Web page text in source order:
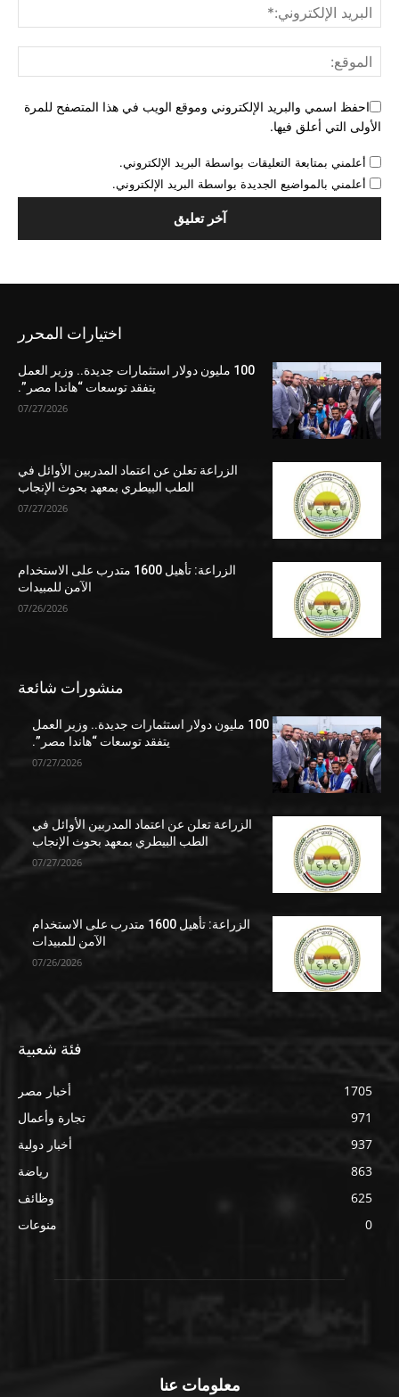
احفظ اسمي والبريد الإلكتروني وموقع الويب في هذا المتصفح للمرة
الأولى التي أعلق فيها.
أعلمني بمتابعة التعليقات بواسطة البريد الإلكتروني.
أعلمني بالمواضيع الجديدة بواسطة البريد الإلكتروني.
اختيارات المحرر
100 مليون دولار استثمارات جديدة.. وزير العمل
يتفقد توسعات “هاندا مصر”.
07/27/2026
الزراعة تعلن عن اعتماد المدربين الأوائل في
الطب البيطري بمعهد بحوث الإنجاب
07/27/2026
الزراعة: تأهيل 1600 متدرب على الاستخدام
الآمن للمبيدات
07/26/2026
منشورات شائعة
100 مليون دولار استثمارات جديدة.. وزير العمل
يتفقد توسعات “هاندا مصر”.
07/27/2026
الزراعة تعلن عن اعتماد المدربين الأوائل في
الطب البيطري بمعهد بحوث الإنجاب
07/27/2026
الزراعة: تأهيل 1600 متدرب على الاستخدام
الآمن للمبيدات
07/26/2026
فئة شعبية
أخبار مصر
1705
تجارة وأعمال
971
أخبار دولية
937
رياضة
863
وظائف
625
منوعات
0
معلومات عنا